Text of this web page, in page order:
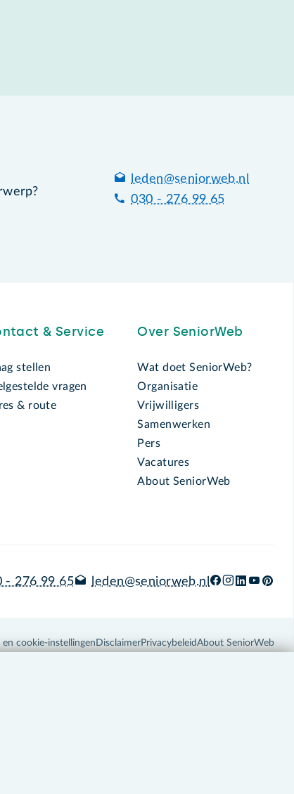
leden@seniorweb.nl
030 - 276 99 65
& Service
stellen
vragen
& route
Over SeniorWeb
Wat doet SeniorWeb?
Organisatie
Vrijwilligers
Samenwerken
Pers
Vacatures
About SeniorWeb
- 276 99 65 leden@seniorweb.nl
en cookie-instellingen DisclaimerPrivacybeleidAbout SeniorWeb